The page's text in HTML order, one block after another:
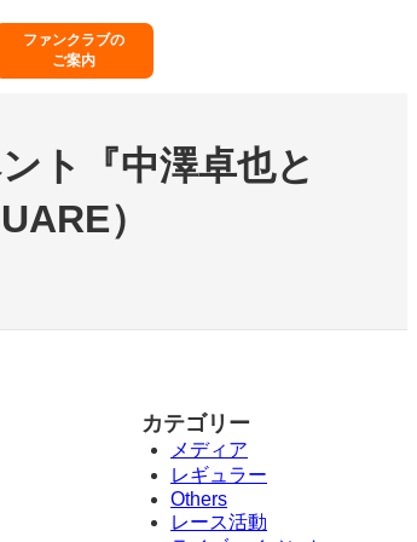
ファンクラブの
ご案内
ト『中澤卓也と
）
カテゴリー
メディア
レギュラー
Others
レース活動